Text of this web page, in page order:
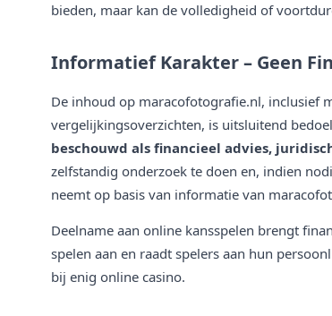
bieden, maar kan de volledigheid of
Informatief Karakter – Geen
De inhoud op maracofotografie.nl, inclusief
vergelijkingsoverzichten, is uitsluitend
beschouwd als financieel advies,
zelfstandig onderzoek te doen en, indien
neemt op basis van informatie van
Deelname aan online kansspelen brengt
spelen aan en raadt spelers aan hun
bij enig online casino.